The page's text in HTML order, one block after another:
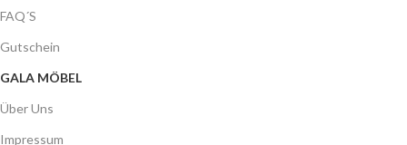
FAQ´S
Gutschein
GALA MÖBEL
Über Uns
Impressum